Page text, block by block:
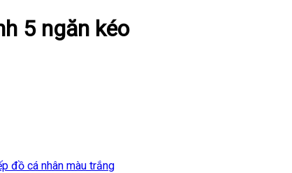
5 ngăn kéo
đồ cá nhân màu trắng